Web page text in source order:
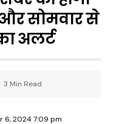
और सोमवार से
अलर्ट
6, 2024 7:09 pm
3 Min Read